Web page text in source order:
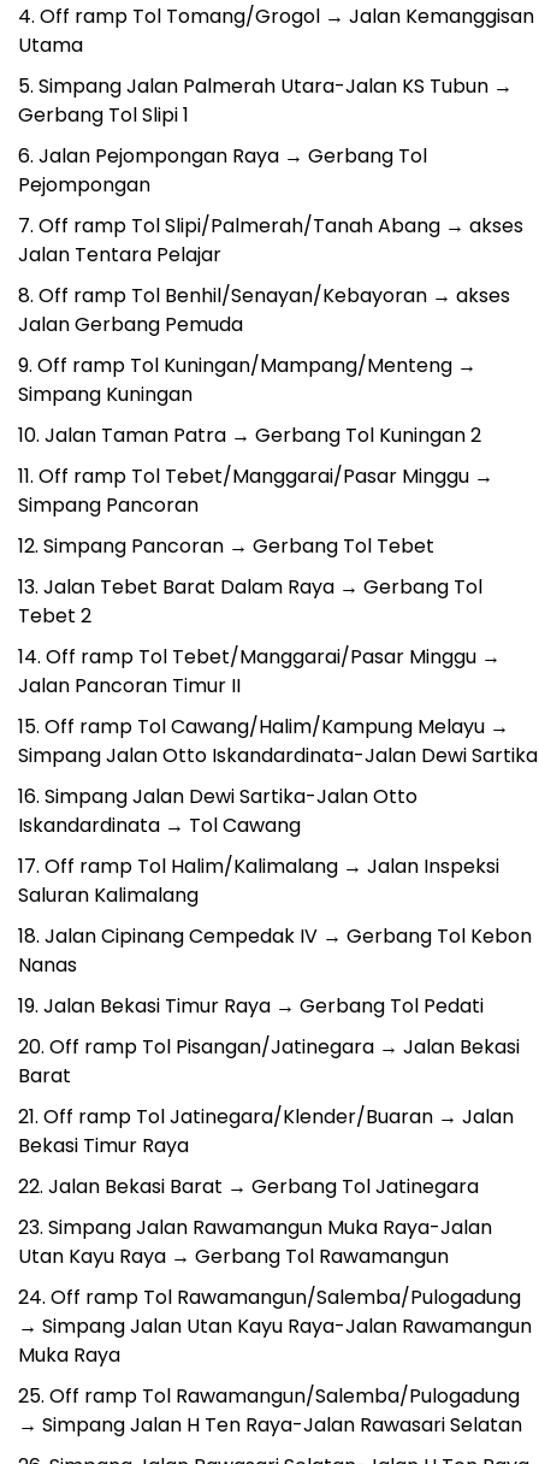
Off ramp Tol Tomang/Grogol → Jalan Kemanggisan
Utama
Simpang Jalan Palmerah Utara-Jalan KS Tubun →
Gerbang Tol Slipi 1
Jalan Pejompongan Raya → Gerbang Tol
Pejompongan
Off ramp Tol Slipi/Palmerah/Tanah Abang → akses
Jalan Tentara Pelajar
Off ramp Tol Benhil/Senayan/Kebayoran → akses
Jalan Gerbang Pemuda
Off ramp Tol Kuningan/Mampang/Menteng →
Simpang Kuningan
Jalan Taman Patra → Gerbang Tol Kuningan 2
Off ramp Tol Tebet/Manggarai/Pasar Minggu →
Simpang Pancoran
Simpang Pancoran → Gerbang Tol Tebet
Jalan Tebet Barat Dalam Raya → Gerbang Tol
Tebet 2
Off ramp Tol Tebet/Manggarai/Pasar Minggu →
Jalan Pancoran Timur II
Off ramp Tol Cawang/Halim/Kampung Melayu →
Simpang Jalan Otto Iskandardinata-Jalan Dewi Sartika
Simpang Jalan Dewi Sartika-Jalan Otto
Iskandardinata → Tol Cawang
Off ramp Tol Halim/Kalimalang → Jalan Inspeksi
Saluran Kalimalang
Jalan Cipinang Cempedak IV → Gerbang Tol Kebon
Nanas
Jalan Bekasi Timur Raya → Gerbang Tol Pedati
Off ramp Tol Pisangan/Jatinegara → Jalan Bekasi
Barat
Off ramp Tol Jatinegara/Klender/Buaran → Jalan
Bekasi Timur Raya
Jalan Bekasi Barat → Gerbang Tol Jatinegara
Simpang Jalan Rawamangun Muka Raya-Jalan
Utan Kayu Raya → Gerbang Tol Rawamangun
Off ramp Tol Rawamangun/Salemba/Pulogadung
→ Simpang Jalan Utan Kayu Raya-Jalan Rawamangun
Muka Raya
Off ramp Tol Rawamangun/Salemba/Pulogadung
→ Simpang Jalan H Ten Raya-Jalan Rawasari Selatan